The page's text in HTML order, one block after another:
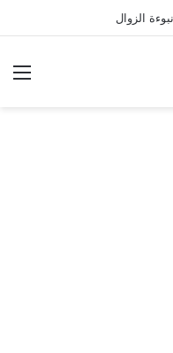
الزوال